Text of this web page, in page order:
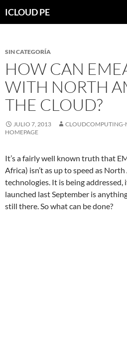
hacia
ICLOUD PE
SIN CATEGORÍA
HOW CAN
WITH NORTH
THE CLOUD?
JULIO 7, 2013
CLOUDCOMPUTING-
HOMEPAGE
It’s a fairly well known truth that
Africa) isn’t as up to speed as
technologies. It is being addressed,
launched last September is
still there. So what can be done?